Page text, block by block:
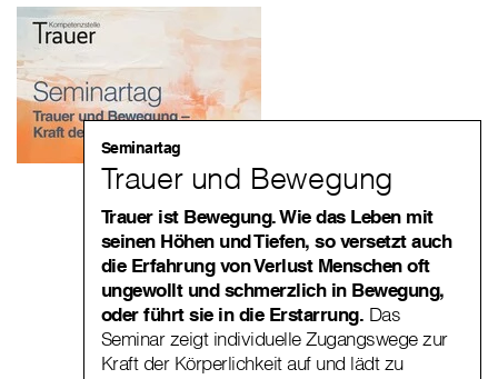
Seminartag
Trauer und Bewegung
Trauer ist Bewegung. Wie das Leben mit
seinen Höhen und Tiefen, so versetzt auch
die Erfahrung von Verlust Menschen oft
ungewollt und schmerzlich in Bewegung,
oder führt sie in die Erstarrung. Das
Seminar zeigt individuelle Zugangswege zur
Kraft der Körperlichkeit auf und lädt zu